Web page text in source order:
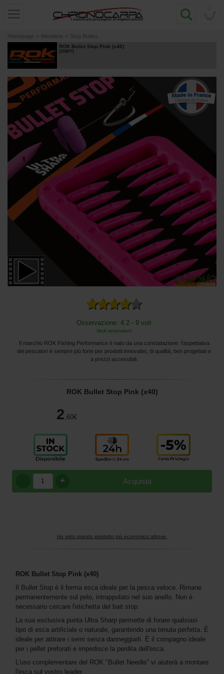
Homepage » Minuteria » Stop Boilies
ROK Bullet Stop Pink (x40)
[233877]
Osservazione: 4.2 - 9 voti
Vedi recensioni
Il marchio ROK Fishing Performance è nato da una constatazione: l'aspettativa
dei pescatori è sempre più forte per prodotti innovativi, di qualità, ben progettati e
a prezzi accessibili.
ROK Bullet Stop Pink (x40)
2,60€
Acquista
+
Ho visto questo prodotto più economico altrove.
ROK Bullet Stop Pink (x40)
Il Bullet Stop è il ferma esca ideale per la pesca veloce. Rimane
permanentemente sul pelo, intrappolato nel suo anello. Non è
necessario cercare l'etichetta del bait stop.
La sua esclusiva punta Ultra Sharp permette di forare qualsiasi
tipo di esca artificiale o naturale, garantendo una tenuta perfetta. È
ideale per attirare i semi senza danneggiarli. È il compagno ideale
per i pellet preforati e impedisce la perdita dell'esca.
L'uso complementare del ROK "Bullet Needle" vi aiuterà a montare
l'esca sul vostro leader.